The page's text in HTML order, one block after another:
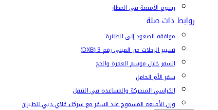
رسوم الأمتعة في المطار
روابط ذات صلة
موافقة الصعود إلى الطائرة
تسيير الرحلات من المبنى رقم 3 (DXB)
السفر خلال موسم العمرة والحج
سفر الأم الحامل
الكراسي المتحركة والمساعدة في التنقل
وزن الأمتعة المسموح عند السفر مع شركاء فلاي دبي للطيران